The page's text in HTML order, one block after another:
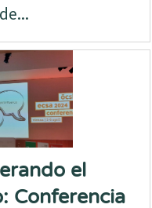
el
Conferencia